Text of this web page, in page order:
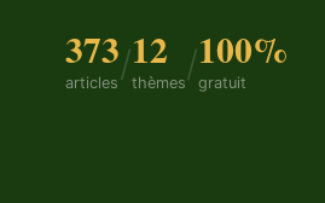
373
articles /12
thèmes /100%
gratuit